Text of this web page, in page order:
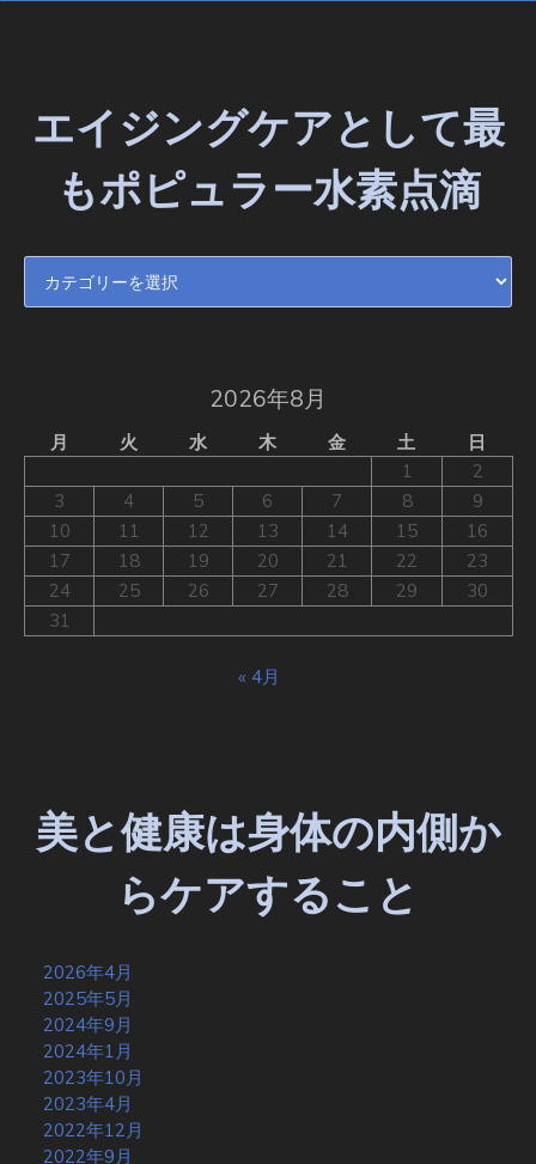
エイジングケアとして最
もポピュラー水素点滴
2026年8月
月 火 水 木 金 土
日
1
2
3
4 5 6 7 8
9
10
11 12 13 14 15
16
17
18 19 20 21 22
23
24
25 26 27 28 29
30
31
« 4月
美と健康は身体の内側か
らケアすること
2026年4月
2025年5月
2024年9月
2024年1月
2023年10月
2023年4月
2022年12月
2022年9月